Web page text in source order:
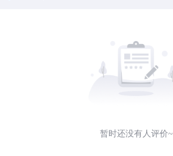
暂时还没有人评价~